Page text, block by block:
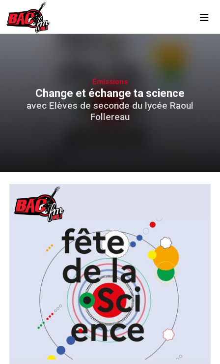
Émissions
Change et échange ta science
avec Elèves de seconde du lycée Raoul
Follereau